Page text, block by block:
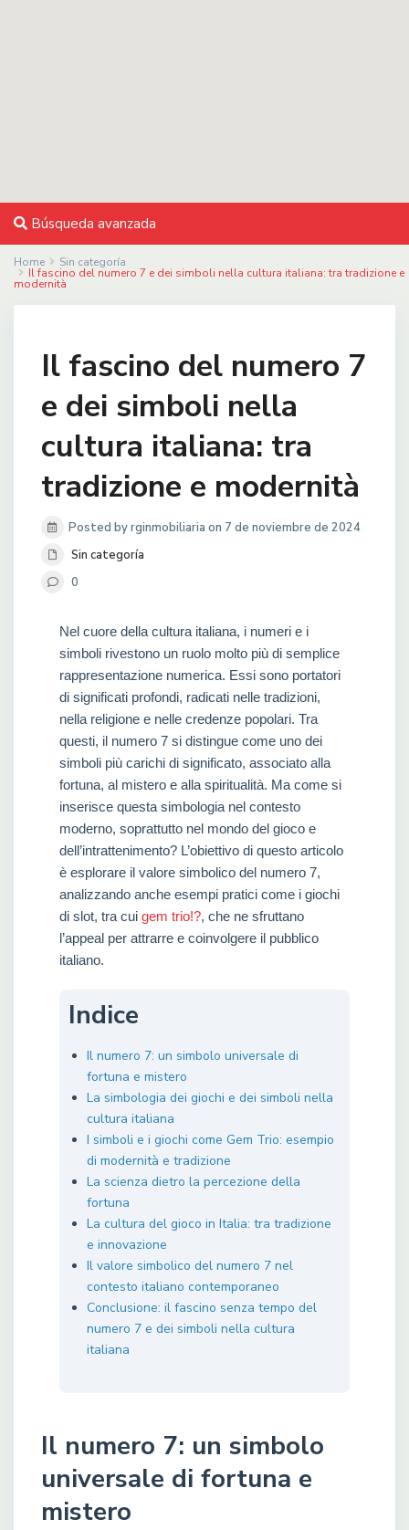
Búsqueda avanzada
Home Sin categoría
Il fascino del numero 7 e dei simboli nella cultura italiana: tra tradizione e
modernità
Il fascino del numero 7
e dei simboli nella
cultura italiana: tra
tradizione e modernità
Posted by rginmobiliaria on 7 de noviembre de 2024
Sin categoría
0
Nel cuore della cultura italiana, i numeri e i
simboli rivestono un ruolo molto più di semplice
rappresentazione numerica. Essi sono portatori
di significati profondi, radicati nelle tradizioni,
nella religione e nelle credenze popolari. Tra
questi, il numero 7 si distingue come uno dei
simboli più carichi di significato, associato alla
fortuna, al mistero e alla spiritualità. Ma come si
inserisce questa simbologia nel contesto
moderno, soprattutto nel mondo del gioco e
dell’intrattenimento? L’obiettivo di questo articolo
è esplorare il valore simbolico del numero 7,
analizzando anche esempi pratici come i giochi
di slot, tra cui gem trio!?, che ne sfruttano
l’appeal per attrarre e coinvolgere il pubblico
italiano.
Indice
Il numero 7: un simbolo universale di
fortuna e mistero
La simbologia dei giochi e dei simboli nella
cultura italiana
I simboli e i giochi come Gem Trio: esempio
di modernità e tradizione
La scienza dietro la percezione della
fortuna
La cultura del gioco in Italia: tra tradizione
e innovazione
Il valore simbolico del numero 7 nel
contesto italiano contemporaneo
Conclusione: il fascino senza tempo del
numero 7 e dei simboli nella cultura
italiana
Il numero 7: un simbolo
universale di fortuna e
mistero